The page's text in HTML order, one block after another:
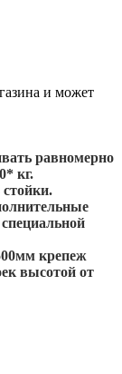
и может
равномерно
кг.
стойки.
крепеж
высотой от